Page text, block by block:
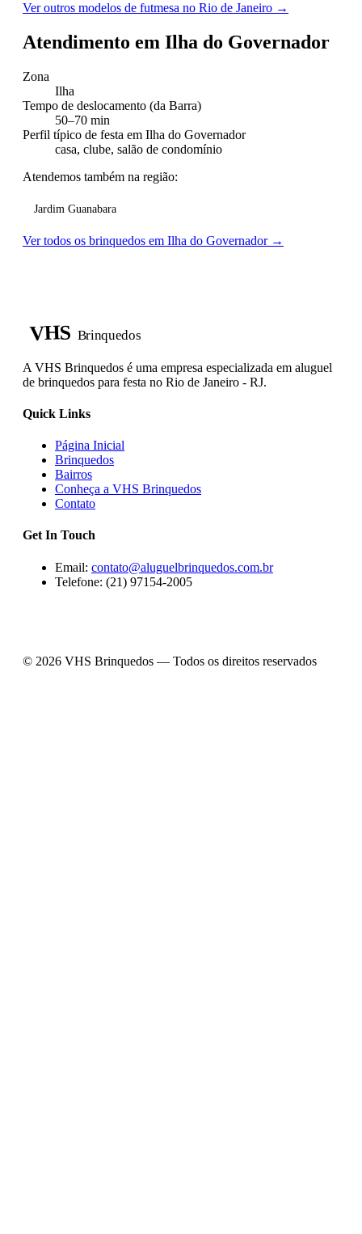
Ver outros modelos de futmesa no Rio de Janeiro →
Atendimento em Ilha do Governador
Zona
Ilha
Tempo de deslocamento (da Barra)
50–70 min
Perfil típico de festa em Ilha do Governador
casa, clube, salão de condomínio
Atendemos também na região:
Jardim Guanabara
Ver todos os brinquedos em Ilha do Governador →
VHS Brinquedos
A VHS Brinquedos é uma empresa especializada em aluguel
de brinquedos para festa no Rio de Janeiro - RJ.
Quick Links
Página Inicial
Brinquedos
Bairros
Conheça a VHS Brinquedos
Contato
Get In Touch
Email: contato@aluguelbrinquedos.com.br
Telefone: (21) 97154-2005
© 2026 VHS Brinquedos — Todos os direitos reservados